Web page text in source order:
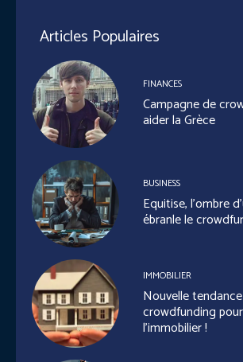
Articles Populaires
FINANCES
Campagne de
aider la Grèce
BUSINESS
Equitise, l’ombre
ébranle le
IMMOBILIER
Nouvelle
crowdfunding
l’immobilier !